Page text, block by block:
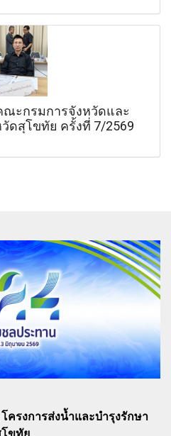
ะกรมการจังหวัดและ
ดสุโขทัย ครั้งที่ 7/2569
ครงการส่งน้ำและบำรุงรักษา